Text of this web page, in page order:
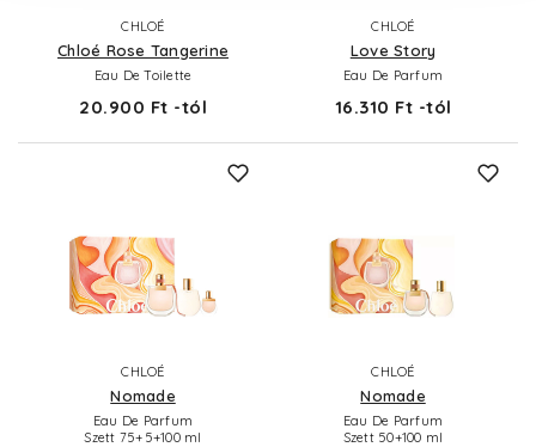
CHLOÉ
Chloé Rose Tangerine
Eau De Toilette
20.900 Ft -tól
CHLOÉ
Love Story
Eau De Parfum
16.310 Ft -tól
CHLOÉ
Nomade
Eau De Parfum
Szett 75+5+100 ml
CHLOÉ
Nomade
Eau De Parfum
Szett 50+100 ml